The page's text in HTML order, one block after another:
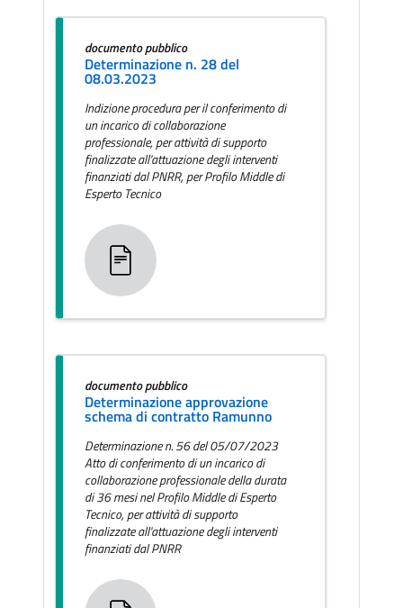
documento pubblico
Determinazione n. 28 del
08.03.2023
Indizione procedura per il conferimento di
un incarico di collaborazione
professionale, per attività di supporto
finalizzate all'attuazione degli interventi
finanziati dal PNRR, per Profilo Middle di
Esperto Tecnico
documento pubblico
Determinazione approvazione
schema di contratto Ramunno
Determinazione n. 56 del 05/07/2023
Atto di conferimento di un incarico di
collaborazione professionale della durata
di 36 mesi nel Profilo Middle di Esperto
Tecnico, per attività di supporto
finalizzate all'attuazione degli interventi
finanziati dal PNRR